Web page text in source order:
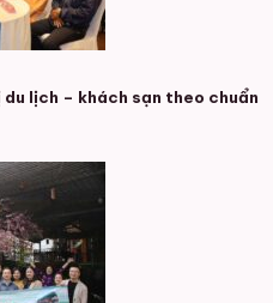
lịch – khách sạn theo chuẩn